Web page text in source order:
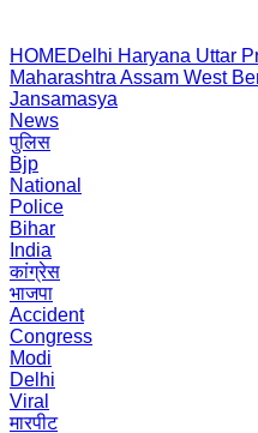
HOMEDelhi Haryana Uttar
Maharashtra Assam West
Jansamasya
News
पुलिस
Bjp
National
Police
Bihar
India
कांग्रेस
भाजपा
Accident
Congress
Modi
Delhi
Viral
मारपीट